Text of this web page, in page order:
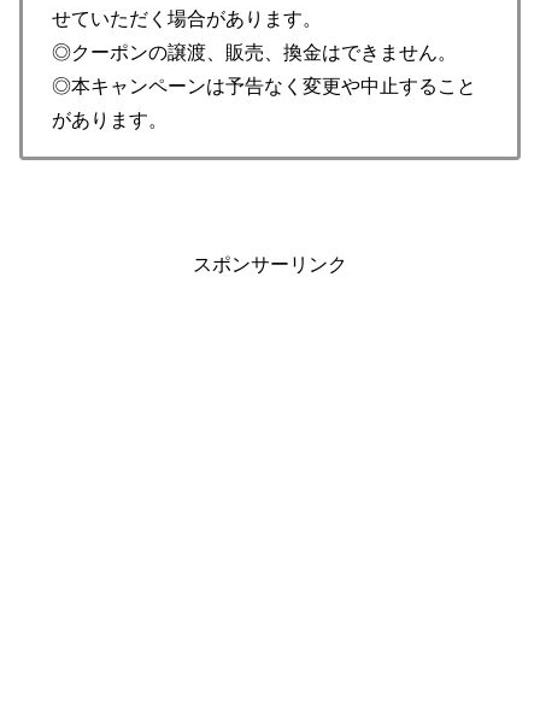
せていただく場合があります。
◎クーポンの譲渡、販売、換金はできません。
◎本キャンペーンは予告なく変更や中止すること
があります。
スポンサーリンク